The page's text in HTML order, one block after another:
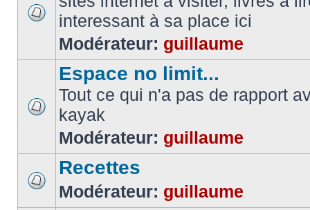
interessant à sa place ici
Modérateur: guillaume
Espace no limit...
Tout ce qui n'a pas de rapport
kayak
Modérateur: guillaume
Recettes
Modérateur: guillaume